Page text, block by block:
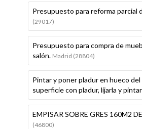
Presupuesto para reforma parcial
(29017)
Presupuesto para compra de
salón. Madrid (28804)
Pintar y poner pladur en hueco del
superficie con pladur, lijarla y
EMPISAR SOBRE GRES 160M2
(46800)